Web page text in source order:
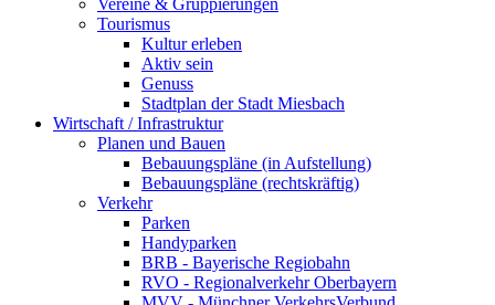
Vereine & Gruppierungen
Tourismus
Kultur erleben
Aktiv sein
Genuss
Stadtplan der Stadt Miesbach
Wirtschaft / Infrastruktur
Planen und Bauen
Bebauungspläne (in Aufstellung)
Bebauungspläne (rechtskräftig)
Verkehr
Parken
Handyparken
BRB - Bayerische Regiobahn
RVO - Regionalverkehr Oberbayern